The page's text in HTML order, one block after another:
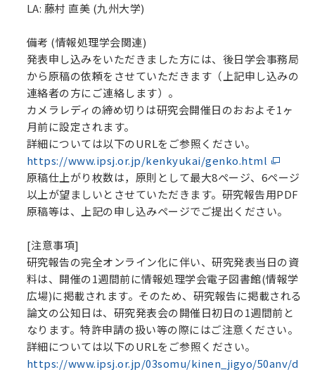
LA: 藤村 直美 (九州大学)
備考 (情報処理学会関連)
発表申し込みをいただきました方には、後日学会事務局
から原稿の依頼をさせていただきます（上記申し込みの
連絡者の方にご連絡します）。
カメラレディの締め切りは研究会開催日のおおよそ1ヶ
月前に設定されます。
詳細については以下のURLをご参照ください。
https://www.ipsj.or.jp/kenkyukai/genko.html
原稿仕上がり枚数は，原則として最大8ページ、6ページ
以上が望ましいとさせていただきます。研究報告用PDF
原稿等は、上記の申し込みページでご提出ください。
[注意事項]
研究報告の完全オンライン化に伴い、研究発表当日の資
料は、開催の1週間前に情報処理学会電子図書館(情報学
広場)に掲載されます。そのため、研究報告に掲載される
論文の公知日は、研究発表会の開催日初日の1週間前と
なります。特許申請の扱い等の際にはご注意ください。
詳細については以下のURLをご参照ください。
https://www.ipsj.or.jp/03somu/kinen_jigyo/50anv/d